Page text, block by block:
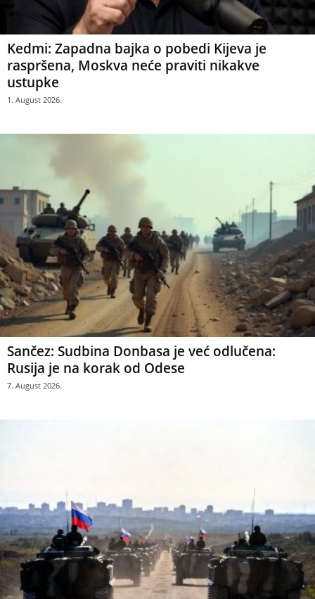
Kedmi: Zapadna bajka o pobedi Kijeva je
raspršena, Moskva neće praviti nikakve
ustupke
1. August 2026.
Sančez: Sudbina Donbasa je već odlučena:
Rusija je na korak od Odese
7. August 2026.